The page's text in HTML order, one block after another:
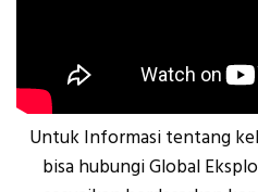
Untuk Informasi tentang
bisa hubungi Global